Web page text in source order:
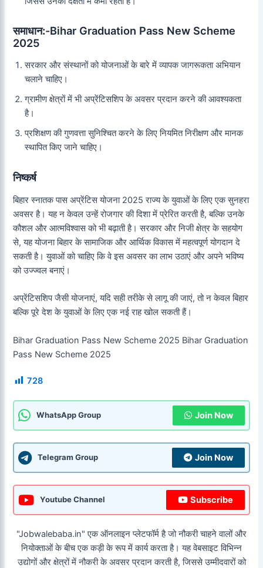
समाधान:-Bihar Graduation Pass New Scheme
2025
सरकार और संस्थानों को योजनाओं के बारे में व्यापक जागरूकता अभियान
चलाने चाहिए।
ग्रामीण क्षेत्रों में भी अप्रेंटिसशिप के अवसर प्रदान करने की आवश्यकता
है।
प्रशिक्षण की गुणवत्ता सुनिश्चित करने के लिए नियमित निरीक्षण और मानक
स्थापित किए जाने चाहिए।
निष्कर्ष
बिहार स्नातक पास अप्रेंटिस योजना 2025 राज्य के युवाओं के लिए एक सुनहरा
अवसर है। यह न केवल उन्हें रोजगार की दिशा में प्रेरित करती है, बल्कि उनके
कौशल और आत्मविश्वास को भी बढ़ाती है। सरकार और निजी क्षेत्र के सहयोग
से, यह योजना बिहार के सामाजिक और आर्थिक विकास में महत्वपूर्ण योगदान दे
सकती है। युवाओं को चाहिए कि वे इस अवसर का लाभ उठाएं और अपने भविष्य
को उज्ज्वल बनाएं।
अप्रेंटिसशिप जैसी योजनाएं, यदि सही तरीके से लागू की जाएं, तो न केवल बिहार
बल्कि पूरे देश के युवाओं के लिए एक नई राह खोल सकती हैं।
Bihar Graduation Pass New Scheme 2025 Bihar Graduation
Pass New Scheme 2025
728
WhatsApp Group Join Now
Telegram Group Join Now
Youtube Channel Subscribe
"Jobwalebaba.in" एक ऑनलाइन प्लेटफॉर्म है जो नौकरी चाहने वालों और
नियोक्ताओं के बीच एक कड़ी के रूप में कार्य करता है। यह वेबसाइट विभिन्न
उद्योगों और क्षेत्रों में नौकरी के अवसर प्रदान करती है, जिससे उम्मीदवारों को